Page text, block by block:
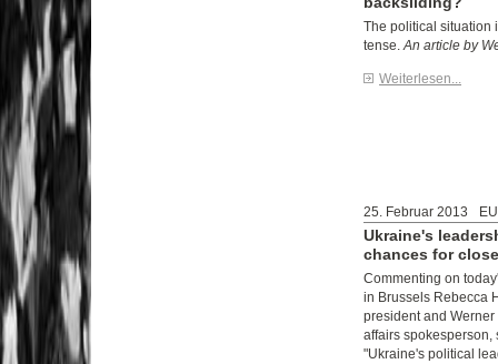
The political situation
tense.An article by
Weiterlesen...
25. Februar 2013
Ukraine's
chances for
Commenting on
in Brussels Rebecca
president and
affairs spokesperson,
"Ukraine's political